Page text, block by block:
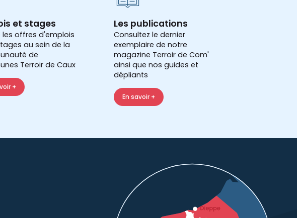
et stages
les offres d'emplois
au sein de la
de
Terroir de Caux
+
Les publications
Consultez le dernier
exemplaire de notre
magazine Terroir de Com'
ainsi que nos guides et
dépliants
En savoir +